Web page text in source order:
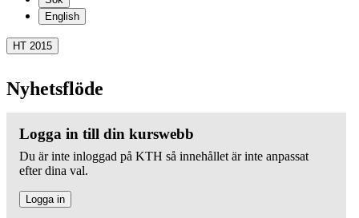
English
HT 2015
Nyhetsflöde
Logga in till din kurswebb
Du är inte inloggad på KTH så innehållet är inte anpassat
efter dina val.
Logga in